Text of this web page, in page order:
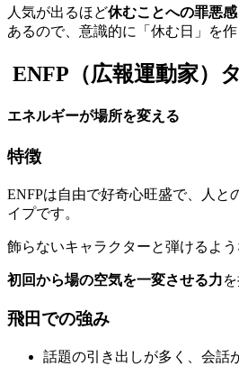
人気が出るほど休むことへの罪悪感
あるので、意識的に「休む日」を作
ENFP（広報運動家）
エネルギーが場所を変える
特徴
ENFPは自由で好奇心旺盛で、人と
イプです。
飾らないキャラクターと弾けるよう
初回から場の空気を一変させる力
飛田での強み
話題の引き出しが多く、会話